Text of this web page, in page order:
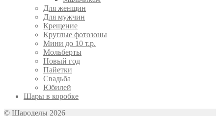
Для женщин
Для мужчин
Крещение
Круглые фотозоны
Мини до 10 т.р.
Мольберты
Новый год
Пайетки
Свадьба
Юбилей
Шары в коробке
© Шароделы 2026